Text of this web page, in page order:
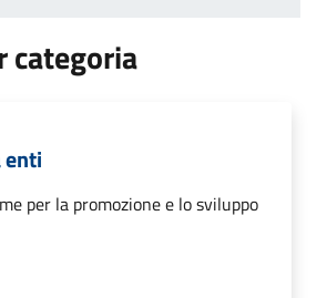
categoria
enti
per la promozione e lo sviluppo